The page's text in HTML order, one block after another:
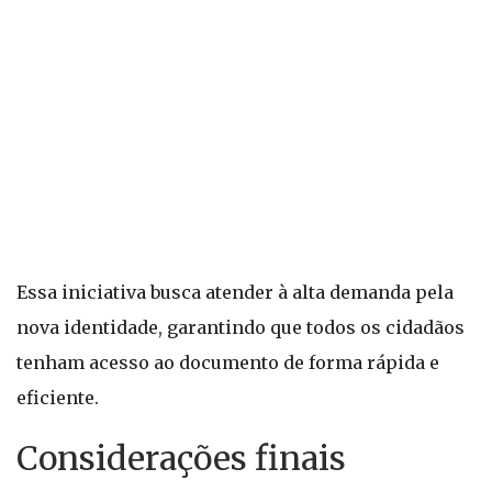
Essa iniciativa busca atender à alta demanda pela
nova identidade, garantindo que todos os cidadãos
tenham acesso ao documento de forma rápida e
eficiente.
Considerações finais